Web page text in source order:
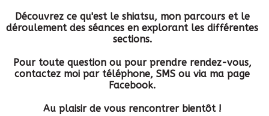
Découvrez ce qu'est le shiatsu, mon parcours et le
déroulement des séances en explorant les différentes
sections.
Pour toute question ou pour prendre rendez-vous,
contactez moi par téléphone, SMS ou via ma page
Facebook.
Au plaisir de vous rencontrer bientôt !